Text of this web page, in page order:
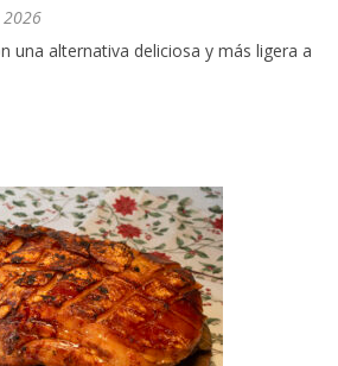
una alternativa deliciosa y más ligera a